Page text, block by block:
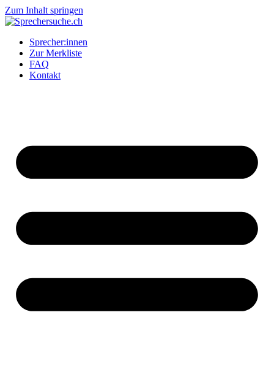
Zum Inhalt springen
Sprecher:innen
Zur Merkliste
FAQ
Kontakt